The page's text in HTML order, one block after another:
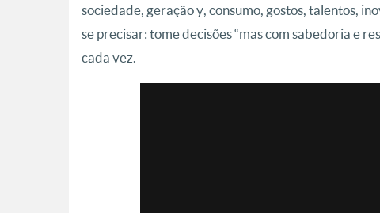
sociedade, geração y, consumo, gostos, talentos,
se precisar: tome decisões “mas com sabedoria e
cada vez.